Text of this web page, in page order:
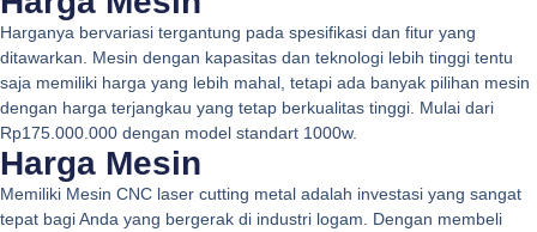
Harganya bervariasi tergantung pada spesifikasi dan fitur yang
ditawarkan. Mesin dengan kapasitas dan teknologi lebih tinggi tentu
saja memiliki harga yang lebih mahal, tetapi ada banyak pilihan mesin
dengan harga terjangkau yang tetap berkualitas tinggi. Mulai dari
Rp175.000.000 dengan model standart 1000w.
Harga Mesin
Memiliki Mesin CNC laser cutting metal adalah investasi yang sangat
tepat bagi Anda yang bergerak di industri logam. Dengan membeli